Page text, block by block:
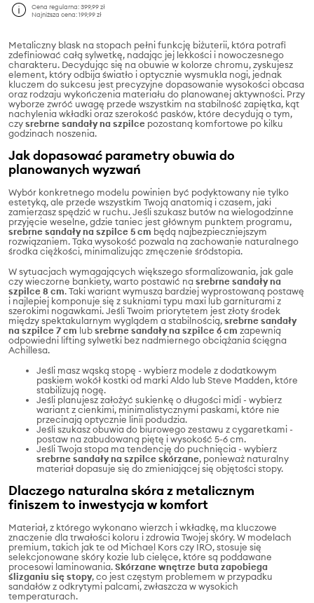
Cena regularna:399,99 zł
Najniższa cena:199,99 zł
Metaliczny blask na stopach pełni funkcję biżuterii, która potrafi
zdefiniować całą sylwetkę, nadając jej lekkości i nowoczesnego
charakteru. Decydując się na obuwie w kolorze chromu, zyskujesz
element, który odbija światło i optycznie wysmukla nogi, jednak
kluczem do sukcesu jest precyzyjne dopasowanie wysokości obcasa
oraz rodzaju wykończenia materiału do planowanej aktywności. Przy
wyborze zwróć uwagę przede wszystkim na stabilność zapiętka, kąt
nachylenia wkładki oraz szerokość pasków, które decydują o tym,
czysrebrne sandały na szpilce pozostaną komfortowe po kilku
godzinach noszenia.
Jak dopasować parametry obuwia do
planowanych wyzwań
Wybór konkretnego modelu powinien być podyktowany nie tylko
estetyką, ale przede wszystkim Twoją anatomią i czasem, jaki
zamierzasz spędzić w ruchu. Jeśli szukasz butów na wielogodzinne
przyjęcie weselne, gdzie taniec jest głównym punktem programu,
srebrne sandały na szpilce 5 cm będą najbezpieczniejszym
rozwiązaniem. Taka wysokość pozwala na zachowanie naturalnego
środka ciężkości, minimalizując zmęczenie śródstopia.
W sytuacjach wymagających większego sformalizowania, jak gale
czy wieczorne bankiety, warto postawić nasrebrne sandały na
szpilce 8 cm. Taki wariant wymusza bardziej wyprostowaną postawę
i najlepiej komponuje się z sukniami typu maxi lub garniturami z
szerokimi nogawkami. Jeśli Twoim priorytetem jest złoty środek
między spektakularnym wyglądem a stabilnością,srebrne sandały
na szpilce 7 cm lubsrebrne sandały na szpilce 6 cm zapewnią
odpowiedni lifting sylwetki bez nadmiernego obciążania ścięgna
Achillesa.
Jeśli masz wąską stopę - wybierz modele z dodatkowym
paskiem wokół kostki od marki Aldo lub Steve Madden, które
stabilizują nogę.
Jeśli planujesz założyć sukienkę o długości midi - wybierz
wariant z cienkimi, minimalistycznymi paskami, które nie
przecinają optycznie linii podudzia.
Jeśli szukasz obuwia do biurowego zestawu z cygaretkami -
postaw na zabudowaną piętę i wysokość 5-6 cm.
Jeśli Twoja stopa ma tendencję do puchnięcia - wybierz
srebrne sandały na szpilce skórzane, ponieważ naturalny
materiał dopasuje się do zmieniającej się objętości stopy.
Dlaczego naturalna skóra z metalicznym
finiszem to inwestycja w komfort
Materiał, z którego wykonano wierzch i wkładkę, ma kluczowe
znaczenie dla trwałości koloru i zdrowia Twojej skóry. W modelach
premium, takich jak te od Michael Kors czy IRO, stosuje się
selekcjonowane skóry kozie lub cielęce, które są poddawane
procesowi laminowania.Skórzane wnętrze buta zapobiega
ślizganiu się stopy, co jest częstym problemem w przypadku
sandałów z odkrytymi palcami, zwłaszcza w wysokich
temperaturach.